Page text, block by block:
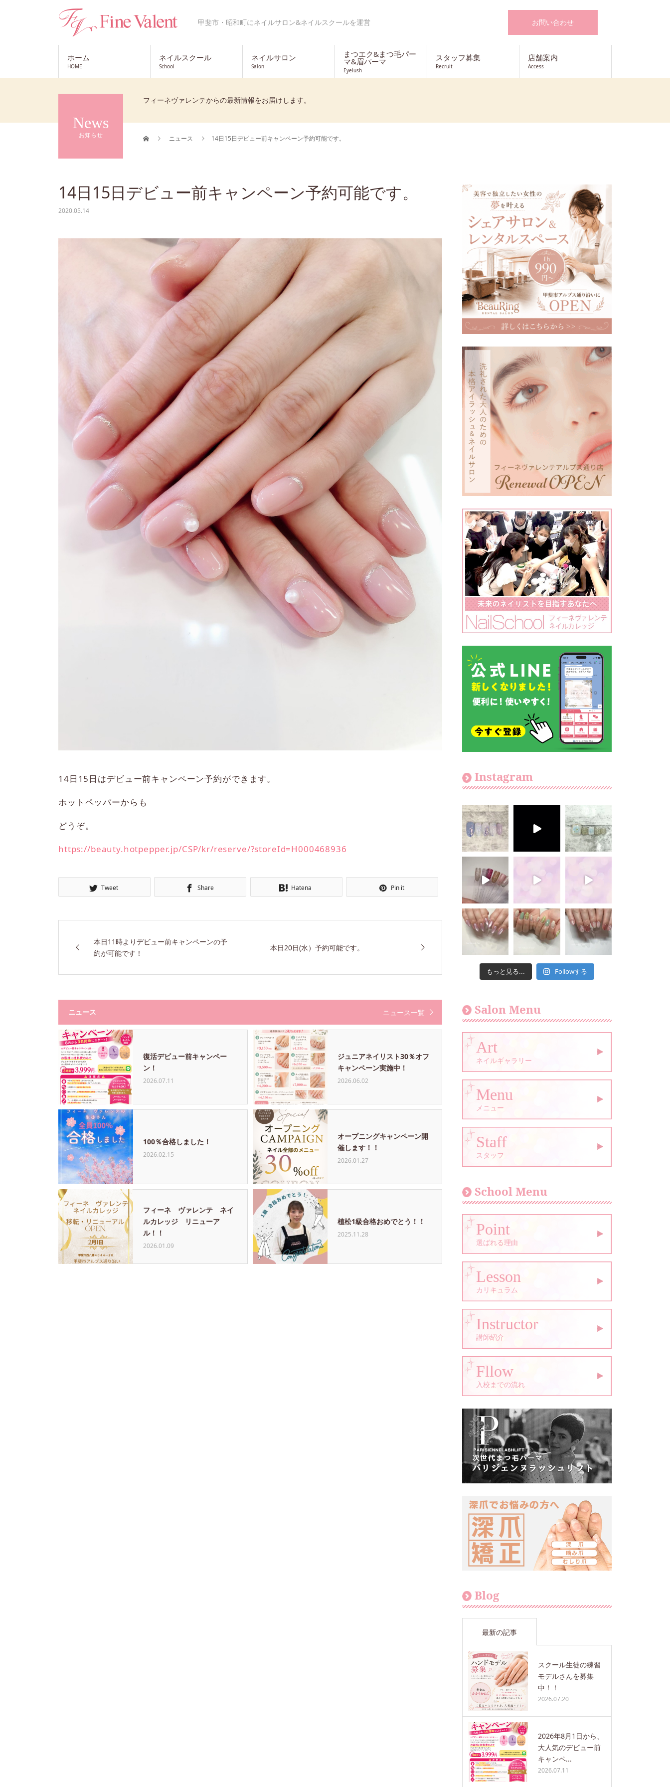
甲斐市・昭和町にネイルサロン&ネイルスクールを運営 お問い合わせ
ホーム
HOME
ネイルスクール
School
ネイルサロン
Salon
まつエク&まつ毛パー
マ&眉パーマ
Eyelush
スタッフ募集
Recruit
店舗案内
Access
News
お知らせ
フィーネヴァレンテからの最新情報をお届けします。
ニュース 14日15日デビュー前キャンペーン予約可能です。
14日15日デビュー前キャンペーン予約可能です。
2020.05.14
14日15日はデビュー前キャンペーン予約ができます。
ホットペッパーからも
どうぞ。
https://beauty.hotpepper.jp/CSP/kr/reserve/?storeId=H000468936
Tweet Share Hatena Pin it
本日11時よりデビュー前キャンペーンの予
約が可能です！
本日20日(水）予約可能です。
ニュース ニュース一覧
復活デビュー前キャンペー
ン！
2026.07.11
ジュニアネイリスト30％オフ
キャンペーン実施中！
2026.06.02
100％合格しました！
2026.02.15
オープニングキャンペーン開
催します！！
2026.01.27
フィーネ ヴァレンテ ネイ
ルカレッジ リニューア
ル！！
2026.01.09
植松1級合格おめでとう！！
2025.11.28
Instagram
もっと見る... Followする
Salon Menu
Art
ネイルギャラリー
Menu
メニュー
Staff
スタッフ
School Menu
Point
選ばれる理由
Lesson
カリキュラム
Instructor
講師紹介
Fllow
入校までの流れ
Blog
最新の記事
スクール生徒の練習
モデルさんを募集
中！！
2026.07.20
2026年8月1日から、
大人気のデビュー前
キャンペ...
2026.07.11